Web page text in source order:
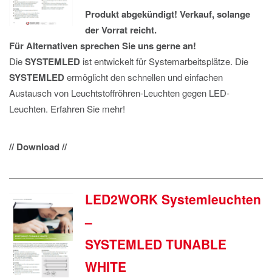
Produkt abgekündigt! Verkauf, solange
der Vorrat reicht.
Für Alternativen sprechen Sie uns gerne an!
DieSYSTEMLED ist entwickelt für Systemarbeitsplätze. Die
SYSTEMLEDermöglicht den schnellen und einfachen
Austausch von Leuchtstoffröhren-Leuchten gegen LED-
Leuchten. Erfahren Sie mehr!
// Download //
LED2WORK Systemleuchten
–
SYSTEMLED TUNABLE
WHITE